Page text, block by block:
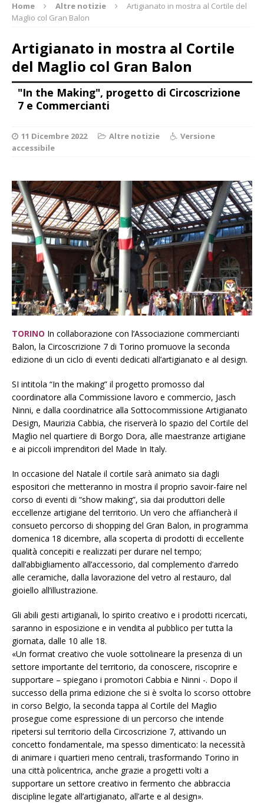
Home Altre notizie
Artigianato in mostra al Cortile del
Maglio col Gran Balon
Artigianato in mostra al Cortile
del Maglio col Gran Balon
"In the Making", progetto di Circoscrizione
7 e Commercianti
11 Dicembre 2022 Altre notizie
Versione
accessibile
TORINO In collaborazione con l’Associazione commercianti
Balon, la Circoscrizione 7 di Torino promuove la seconda
edizione di un ciclo di eventi dedicati all’artigianato e al design.
SI intitola “In the making” il progetto promosso dal
coordinatore alla Commissione lavoro e commercio, Jasch
Ninni, e dalla coordinatrice alla Sottocommissione Artigianato
Design, Maurizia Cabbia, che riserverà lo spazio del Cortile del
Maglio nel quartiere di Borgo Dora, alle maestranze artigiane
e ai piccoli imprenditori del Made In Italy.
In occasione del Natale il cortile sarà animato sia dagli
espositori che metteranno in mostra il proprio savoir-faire nel
corso di eventi di “show making”, sia dai produttori delle
eccellenze artigiane del territorio. Un vero che affiancherà il
consueto percorso di shopping del Gran Balon, in programma
domenica 18 dicembre, alla scoperta di prodotti di eccellente
qualità concepiti e realizzati per durare nel tempo;
dall’abbigliamento all’accessorio, dal complemento d’arredo
alle ceramiche, dalla lavorazione del vetro al restauro, dal
gioiello all’illustrazione.
Gli abili gesti artigianali, lo spirito creativo e i prodotti ricercati,
saranno in esposizione e in vendita al pubblico per tutta la
giornata, dalle 10 alle 18.
«Un format creativo che vuole sottolineare la presenza di un
settore importante del territorio, da conoscere, riscoprire e
supportare – spiegano i promotori Cabbia e Ninni -. Dopo il
successo della prima edizione che si è svolta lo scorso ottobre
in corso Belgio, la seconda tappa al Cortile del Maglio
prosegue come espressione di un percorso che intende
ripetersi sul territorio della Circoscrizione 7, attivando un
concetto fondamentale, ma spesso dimenticato: la necessità
di animare i quartieri meno centrali, trasformando Torino in
una città policentrica, anche grazie a progetti volti a
supportare un settore creativo in fermento che abbraccia
discipline legate all’artigianato, all’arte e al design».